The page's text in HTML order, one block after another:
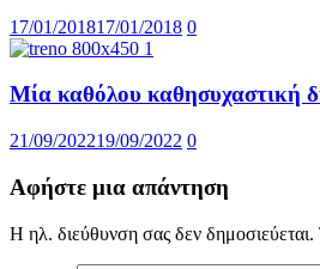
17/01/201817/01/2018 0
Μία καθόλου καθησυχαστική
21/09/202219/09/2022 0
Αφήστε μια απάντηση
Η ηλ. διεύθυνση σας δεν δημοσιεύεται.